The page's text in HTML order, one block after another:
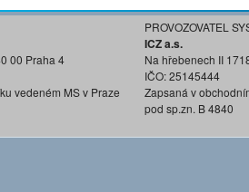
00 Praha 4
vedeném MS v Praze
PROVOZOVATEL
ICZ a.s.
Na hřebenech II
IČO: 25145444
Zapsaná v
pod sp.zn. B 4840